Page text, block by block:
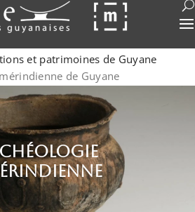
et patrimoines de Guyane
de Guyane